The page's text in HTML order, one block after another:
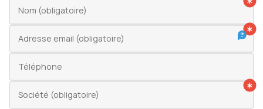
Création d'entreprise
Chef d'entreprise
Nom (obligatoire)
Adresse email (obligatoire)
Téléphone
Société (obligatoire)